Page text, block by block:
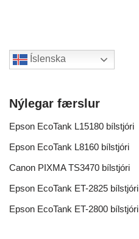
Íslenska
Nýlegar færslur
Epson EcoTank L15180 bílstjóri
Epson EcoTank L8160 bílstjóri
Canon PIXMA TS3470 bílstjóri
Epson EcoTank ET-2825 bílstjóri
Epson EcoTank ET-2800 bílstjóri